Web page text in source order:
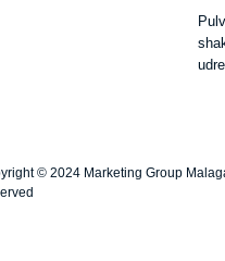
© 2024 Marketing Group